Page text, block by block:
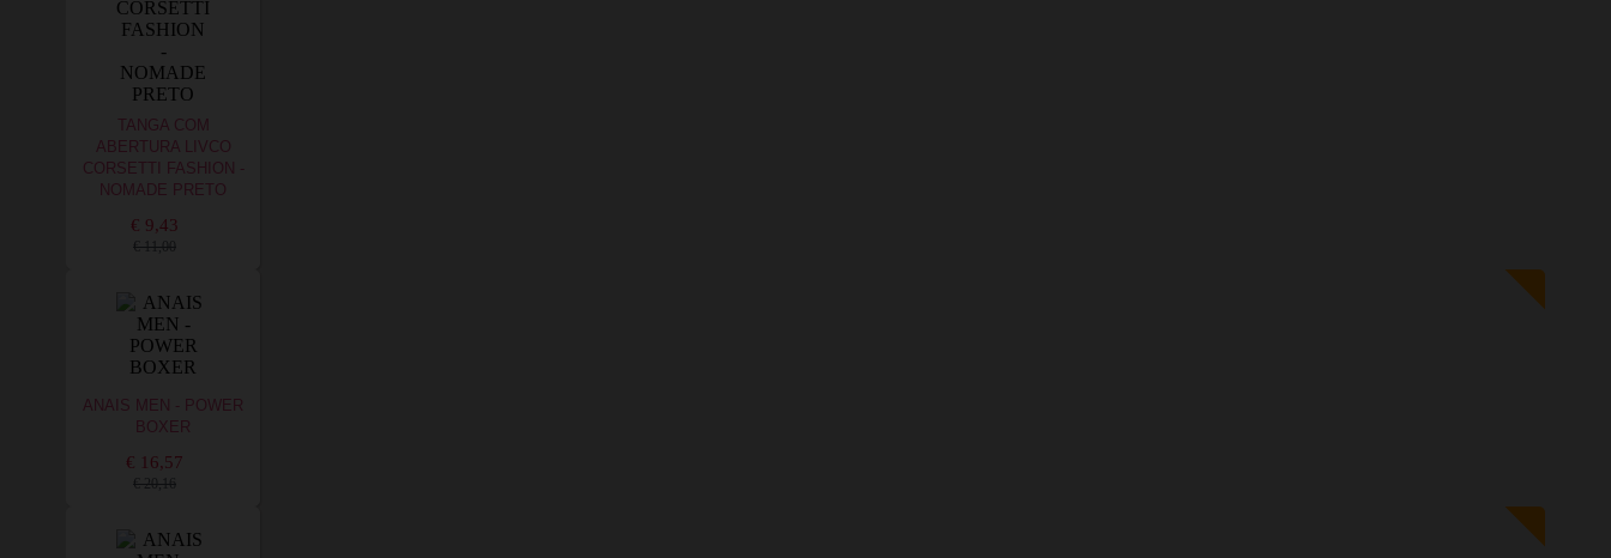
TANGA COM
ABERTURA LIVCO
CORSETTI FASHION -
NOMADE PRETO
€ 9,43
€ 11,00
ANAIS MEN - POWER
BOXER
€ 16,57
€ 20,16